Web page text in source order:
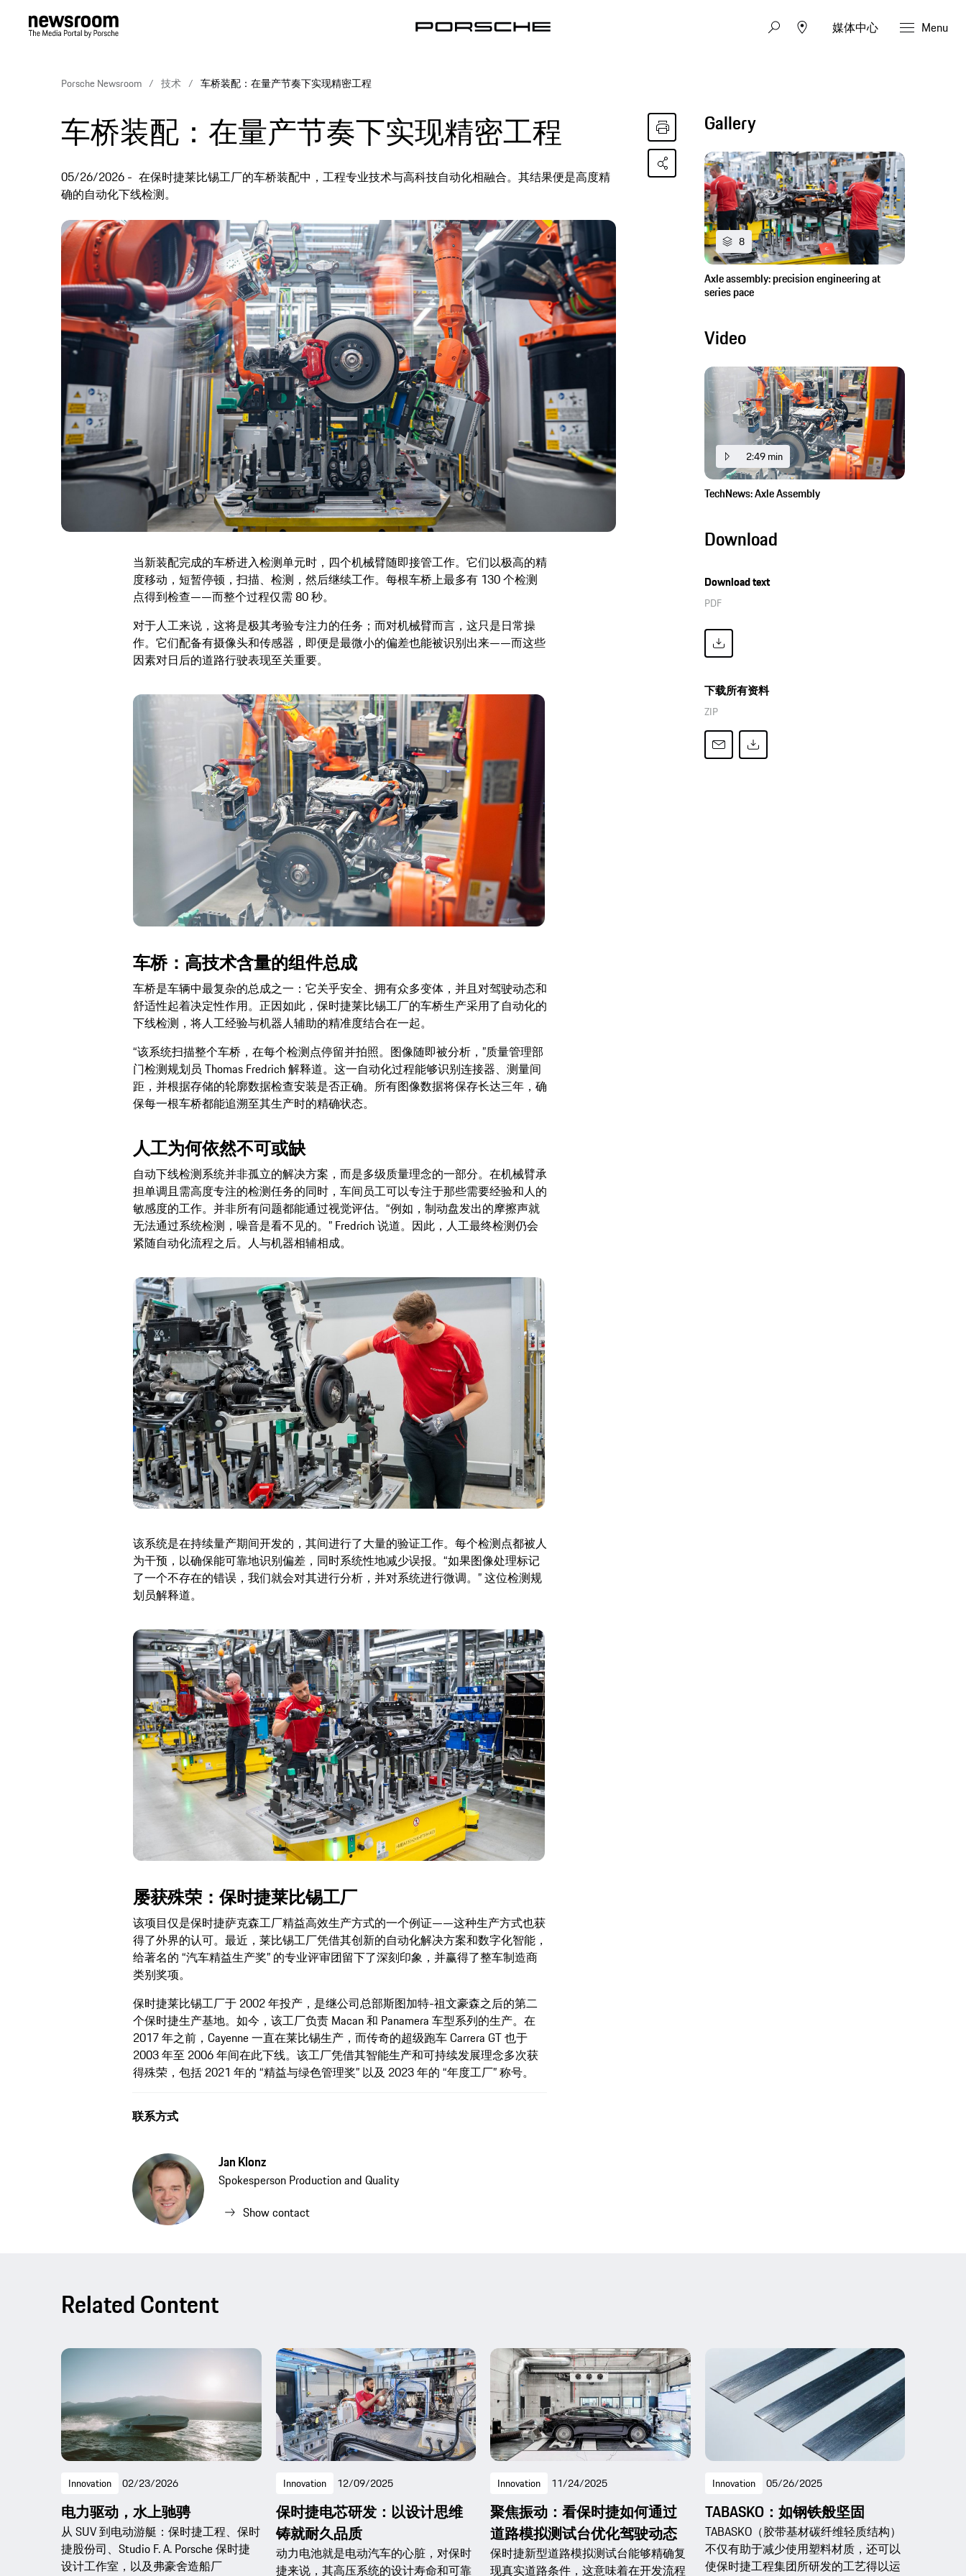
媒体中心 Menu
Porsche Newsroom 技术 车桥装配：在量产节奏下实现精密工程
车桥装配：在量产节奏下实现精密工程
05/26/2026
在保时捷莱比锡工厂的车桥装配中，工程专业技术与高科技自动化相融合。其结果便是高度精
确的自动化下线检测。
当新装配完成的车桥进入检测单元时，四个机械臂随即接管工作。它们以极高的精
度移动，短暂停顿，扫描、检测，然后继续工作。每根车桥上最多有 130 个检测
点得到检查——而整个过程仅需 80 秒。
对于人工来说，这将是极其考验专注力的任务；而对机械臂而言，这只是日常操
作。它们配备有摄像头和传感器，即便是最微小的偏差也能被识别出来——而这些
因素对日后的道路行驶表现至关重要。
车桥：高技术含量的组件总成
车桥是车辆中最复杂的总成之一：它关乎安全、拥有众多变体，并且对驾驶动态和
舒适性起着决定性作用。正因如此，保时捷莱比锡工厂的车桥生产采用了自动化的
下线检测，将人工经验与机器人辅助的精准度结合在一起。
“该系统扫描整个车桥，在每个检测点停留并拍照。图像随即被分析，”质量管理部
门检测规划员 Thomas Fredrich 解释道。这一自动化过程能够识别连接器、测量间
距，并根据存储的轮廓数据检查安装是否正确。所有图像数据将保存长达三年，确
保每一根车桥都能追溯至其生产时的精确状态。
人工为何依然不可或缺
自动下线检测系统并非孤立的解决方案，而是多级质量理念的一部分。在机械臂承
担单调且需高度专注的检测任务的同时，车间员工可以专注于那些需要经验和人的
敏感度的工作。并非所有问题都能通过视觉评估。“例如，制动盘发出的摩擦声就
无法通过系统检测，噪音是看不见的。” Fredrich 说道。因此，人工最终检测仍会
紧随自动化流程之后。人与机器相辅相成。
该系统是在持续量产期间开发的，其间进行了大量的验证工作。每个检测点都被人
为干预，以确保能可靠地识别偏差，同时系统性地减少误报。“如果图像处理标记
了一个不存在的错误，我们就会对其进行分析，并对系统进行微调。” 这位检测规
划员解释道。
屡获殊荣：保时捷莱比锡工厂
该项目仅是保时捷萨克森工厂精益高效生产方式的一个例证——这种生产方式也获
得了外界的认可。最近，莱比锡工厂凭借其创新的自动化解决方案和数字化智能，
给著名的 “汽车精益生产奖” 的专业评审团留下了深刻印象，并赢得了整车制造商
类别奖项。
保时捷莱比锡工厂于 2002 年投产，是继公司总部斯图加特-祖文豪森之后的第二
个保时捷生产基地。如今，该工厂负责 Macan 和 Panamera 车型系列的生产。在
2017 年之前，Cayenne 一直在莱比锡生产，而传奇的超级跑车 Carrera GT 也于
2003 年至 2006 年间在此下线。该工厂凭借其智能生产和可持续发展理念多次获
得殊荣，包括 2021 年的 “精益与绿色管理奖” 以及 2023 年的 “年度工厂” 称号。
Gallery
8
Axle assembly: precision engineering at
series pace
Video
2:49 min
TechNews: Axle Assembly
Download
Download text
PDF
下载所有资料
ZIP
联系方式
Jan Klonz
Spokesperson Production and Quality
Show contact
Related Content
Innovation 02/23/2026
电力驱动，水上驰骋
从 SUV 到电动游艇：保时捷工程、保时
捷股份司、Studio F. A. Porsche 保时捷
设计工作室，以及弗豪舍造船厂
Innovation 12/09/2025
保时捷电芯研发：以设计思维
铸就耐久品质
动力电池就是电动汽车的心脏，对保时
捷来说，其高压系统的设计寿命和可靠
Innovation 11/24/2025
聚焦振动：看保时捷如何通过
道路模拟测试台优化驾驶动态
保时捷新型道路模拟测试台能够精确复
现真实道路条件，这意味着在开发流程
Innovation 05/26/2025
TABASKO：如钢铁般坚固
TABASKO（胶带基材碳纤维轻质结构）
不仅有助于减少使用塑料材质，还可以
使保时捷工程集团所研发的工艺得以运